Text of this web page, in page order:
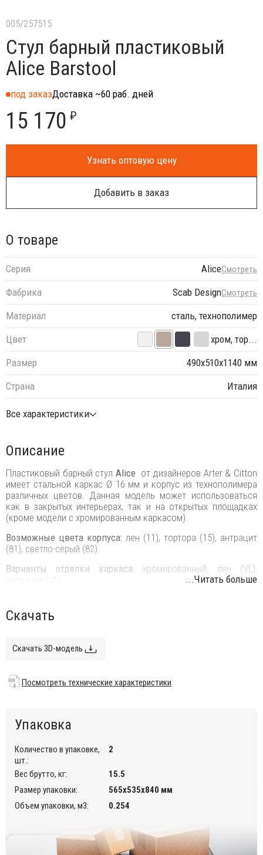
005/257515
Стул барный пластиковый
Alice Barstool
под заказДоставка ~60 раб. дней
15 170 ₽
Узнать оптовую цену
Добавить в заказ
О товаре
Серия AliceСмотреть
Фабрика Scab DesignСмотреть
Материал
сталь, технополимер
Цвет
хром, тор...
Размер
490х510х1140 мм
Страна
Италия
Все характеристики
Описание
Пластиковый барный стул Alice от дизайнеров Arter & Citton
имеет стальной каркас Ø 16 мм и корпус из технополимера
различных цветов. Данная модель может использоваться
как в закрытых интерьерах, так и на открытых площадках
(кроме модели с хромированным каркасом).
Возможные цвета корпуса: лен (11), тортора (15), антрацит
(81), светло-серый (82).
Варианты отделки каркаса: хромированный, лен (VL),
антрацит (VA).
Посмотреть технические характеристики
сочетается только с определенными цветами корпуса. При
с палитрой, где указаны доступные варианты сочетаний.
...Читать больше
Скачать
Скачать 3D-модель
Посмотреть технические характеристики
Упаковка
Количество в упаковке,
шт.:
2
Вес брутто, кг:
15.5
Размер упаковки:
565х535х840 мм
Объем упаковки, м3:
0.254